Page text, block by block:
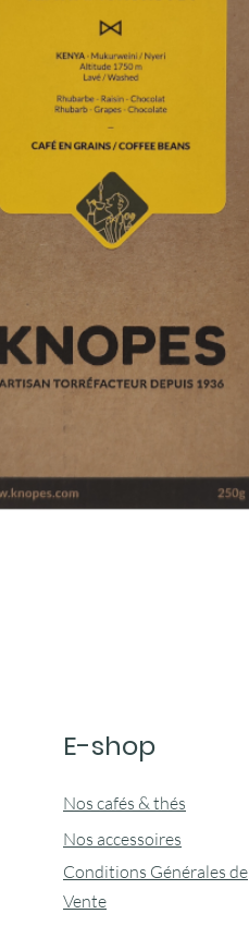
E-shop
Nos cafés & thés
Nos accessoires
Conditions Générales de
Vente